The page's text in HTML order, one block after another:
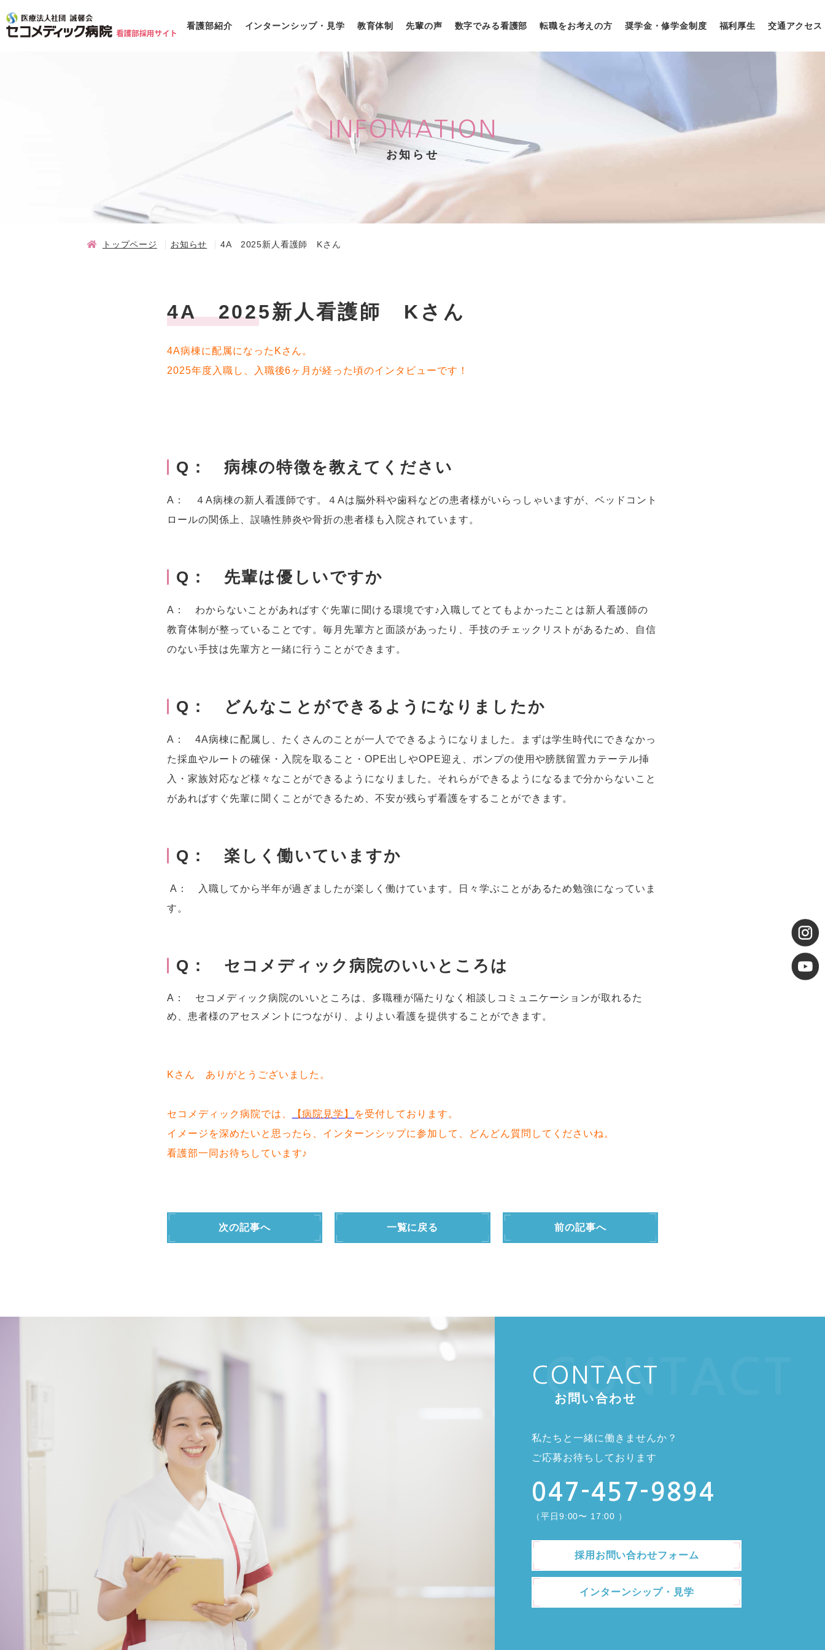
看護部紹介 インターンシップ・見学 教育体制 先輩の声 数字でみる看護部 転職をお考えの方 奨学金・修学金制度 福利厚生 交通アクセス
INFOMATION
お知らせ
トップページ お知らせ 4A 2025新人看護師 Kさん
4A 2025新人看護師 Kさん
4A病棟に配属になったKさん。
2025年度入職し、入職後6ヶ月が経った頃のインタビューです！
Q： 病棟の特徴を教えてください
A： ４A病棟の新人看護師です。４Aは脳外科や歯科などの患者様がいらっしゃいますが、ベッドコント
ロールの関係上、誤嚥性肺炎や骨折の患者様も入院されています。
Q： 先輩は優しいですか
A： わからないことがあればすぐ先輩に聞ける環境です♪入職してとてもよかったことは新人看護師の
教育体制が整っていることです。毎月先輩方と面談があったり、手技のチェックリストがあるため、自信
のない手技は先輩方と一緒に行うことができます。
Q： どんなことができるようになりましたか
A： 4A病棟に配属し、たくさんのことが一人でできるようになりました。まずは学生時代にできなかっ
た採血やルートの確保・入院を取ること・OPE出しやOPE迎え、ポンプの使用や膀胱留置カテーテル挿
入・家族対応など様々なことができるようになりました。それらができるようになるまで分からないこと
があればすぐ先輩に聞くことができるため、不安が残らず看護をすることができます。
Q： 楽しく働いていますか
A： 入職してから半年が過ぎましたが楽しく働けています。日々学ぶことがあるため勉強になっていま
す。
Q： セコメディック病院のいいところは
A： セコメディック病院のいいところは、多職種が隔たりなく相談しコミュニケーションが取れるた
め、患者様のアセスメントにつながり、よりよい看護を提供することができます。
Kさん ありがとうございました。
セコメディック病院では、 【病院見学】
を受付しております。
イメージを深めたいと思ったら、インターンシップに参加して、どんどん質問してくださいね。
看護部一同お待ちしています♪
次の記事へ 一覧に戻る 前の記事へ
CONTACT
CONTACT
お問い合わせ
私たちと一緒に働きませんか？
ご応募お待ちしております
047-457-9894
（平日9:00〜 17:00 ）
採用お問い合わせフォーム
インターンシップ・見学